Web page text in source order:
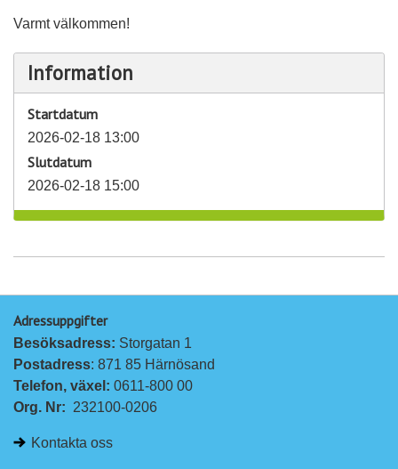
Varmt välkommen!
Information
Startdatum
2026-02-18 13:00
Slutdatum
2026-02-18 15:00
Adressuppgifter
Besöksadress: Storgatan 1
Postadress: 871 85 Härnösand
Telefon, växel: 0611-800 00
Org. Nr: 232100-0206
Kontakta oss